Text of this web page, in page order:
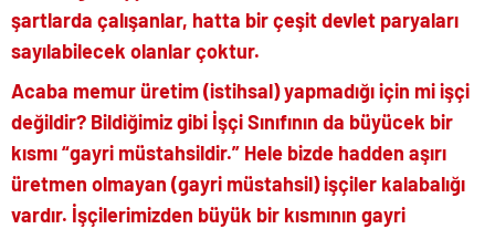
şartlarda çalışanlar, hatta bir çeşit devlet paryaları
sayılabilecek olanlar çoktur.
Acaba memur üretim (istihsal) yapmadığı için mi işçi
değildir? Bildiğimiz gibi İşçi Sınıfının da büyücek bir
kısmı “gayri müstahsildir.” Hele bizde hadden aşırı
üretmen olmayan (gayri müstahsil) işçiler kalabalığı
vardır. İşçilerimizden büyük bir kısmının gayri